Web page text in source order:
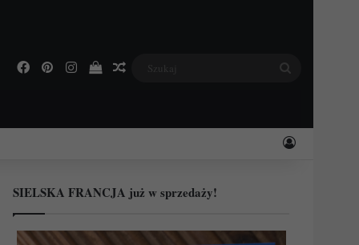
Facebook
PinterestInstagramPodejrzyj swój koszyk
Losowy wpis
Zaloguj
SIELSKA FRANCJA już w sprzedaży!